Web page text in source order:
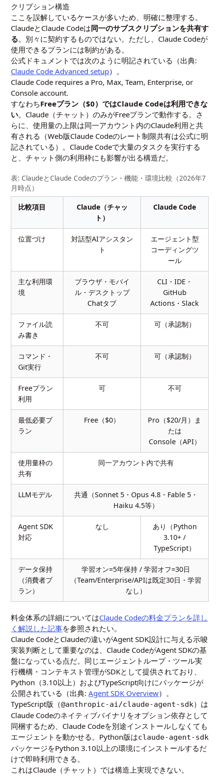
クリプション構造
ここを誤解しているケースが多いため、明確に整理する。
ClaudeとClaude Codeは同一のサブスクリプションを共有す
る。別々に契約するものではない。ただし、Claude Codeが
使用できるプランには制約がある。
公式ドキュメントでは次のように明記されている（出典:
Claude Code Advanced setup）。
Claude Code requires a Pro, Max, Team, Enterprise, or
Console account.
すなわちFreeプラン（$0）ではClaude Codeは利用できな
い。Claude（チャット）のみがFreeプランで動作する。さ
らに、使用量の上限は同一アカウント内のClaude利用と共
有される（Web版Claude Codeのレート制限共有は公式に明
記されている）。Claude Codeで大量のタスクを実行する
と、チャット側の利用枠にも影響が出る構造だ。
表: ClaudeとClaude Codeのプラン・機能・環境比較（2026年7
月時点）
比較項目
Claude（チャッ
ト）
Claude Code
位置づけ
対話型AIアシスタン
ト
エージェント型
コーディングツ
ール
主な利用環
境
ブラウザ・モバイ
ル・デスクトップ
Chatタブ
CLI・IDE・
GitHub
Actions・Slack
ファイル読
み書き
不可 可（承認制）
コマンド・
Git実行
不可 可（承認制）
Freeプラン
利用
可 不可
最低必要プ
ラン
Free（$0）
Pro（$20/月）ま
たは
Console（API）
使用量枠の
共有
同一アカウント内で共有
LLMモデル
共通（Sonnet 5・Opus 4.8・Fable 5・
Haiku 4.5等）
Agent SDK
対応
なし
あり（Python
3.10+ /
TypeScript）
データ保持
（消費者プ
ラン）
学習オン=5年保持 / 学習オフ=30日
（Team/Enterprise/APIは既定30日・学習
なし）
料金体系の詳細についてはClaude Codeの料金プランを詳し
く解説した記事を参照されたい。
Claude CodeとClaudeの違いがAgent SDK設計に与える示唆
実装判断として重要なのは、Claude CodeがAgent SDKの基
盤になっている点だ。同じエージェントループ・ツール実
行機構・コンテキスト管理がSDKとして提供されており、
Python（3.10以上）およびTypeScript向けにパッケージが
公開されている（出典:Agent SDK Overview）。
TypeScript版（@anthropic-ai/claude-agent-sdk）は
Claude Codeのネイティブバイナリをオプション依存として
同梱するため、Claude Codeを別途インストールしなくても
エージェントを動かせる。Python版はclaude-agent-sdk
パッケージをPython 3.10以上の環境にインストールするだ
けで即時利用できる。
これはClaude（チャット）では構造上実現できない。